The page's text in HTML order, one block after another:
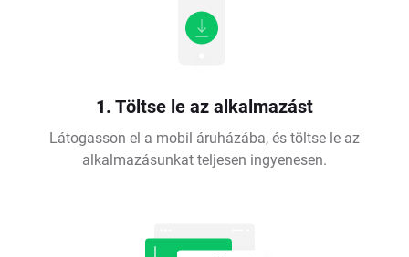
1. Töltse le az alkalmazást
Látogasson el a mobil áruházába, és töltse le az
alkalmazásunkat teljesen ingyenesen.